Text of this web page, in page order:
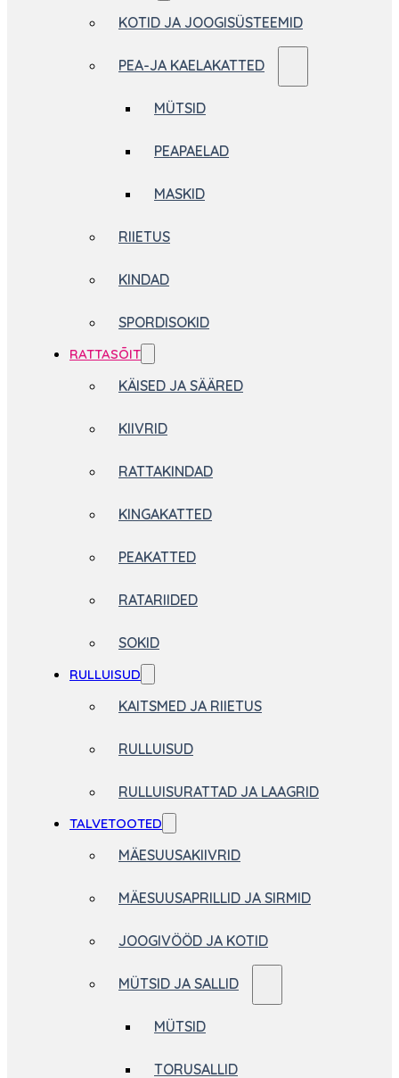
KOTID JA JOOGISÜSTEEMID
PEA-JA KAELAKATTED
MÜTSID
PEAPAELAD
MASKID
RIIETUS
KINDAD
SPORDISOKID
RATTASÕIT
KÄISED JA SÄÄRED
KIIVRID
RATTAKINDAD
KINGAKATTED
PEAKATTED
RATARIIDED
SOKID
RULLUISUD
KAITSMED JA RIIETUS
RULLUISUD
RULLUISURATTAD JA LAAGRID
TALVETOOTED
MÄESUUSAKIIVRID
MÄESUUSAPRILLID JA SIRMID
JOOGIVÖÖD JA KOTID
MÜTSID JA SALLID
MÜTSID
TORUSALLID